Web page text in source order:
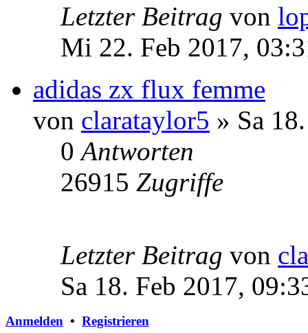
Letzter Beitrag von
Mi 22. Feb 2017,
adidas zx flux femme
von clarataylor5 » Sa
0 Antworten
26915 Zugriffe
Letzter Beitrag von
Sa 18. Feb 2017,
Anmelden • Registrieren